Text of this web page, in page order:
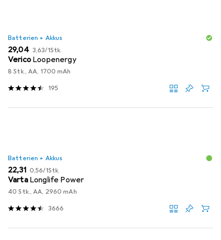
Batterien + Akkus
EUR
29,04 EUR
3,63/1Stk.
Verico Loopenergy
8 Stk., AA, 1700 mAh
195
Batterien + Akkus
EUR
22,31 EUR
0,56/1Stk.
Varta Longlife Power
40 Stk., AA, 2960 mAh
3666